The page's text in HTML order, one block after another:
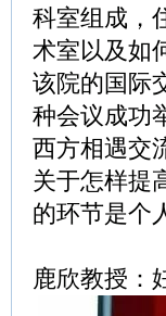
科室组成，
术室以及如
该院的国际
种会议成功
西方相遇交
关于怎样提
的环节是个
鹿欣教授：